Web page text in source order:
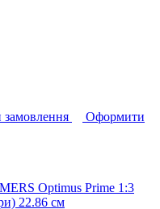
Оформити